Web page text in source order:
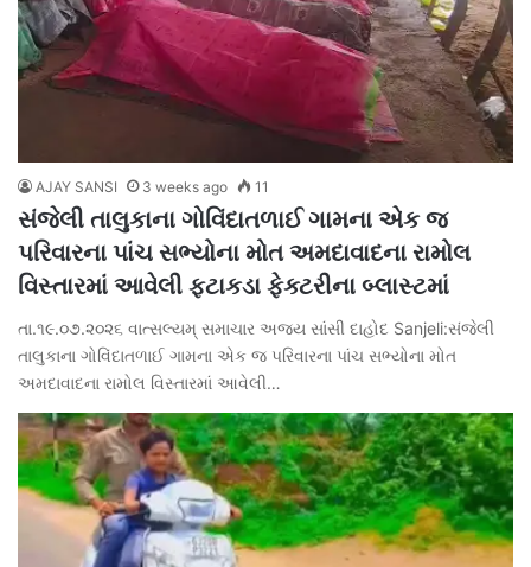
AJAY SANSI 3 weeks ago 11
સંજેલી તાલુકાના ગોવિંદાતળાઈ ગામના એક જ
પરિવારના પાંચ સભ્યોના મોત અમદાવાદના રામોલ
વિસ્તારમાં આવેલી ફટાકડા ફેક્ટરીના બ્લાસ્ટમાં
તા.૧૯.૦૭.૨૦૨૬ વાત્સલ્યમ્ સમાચાર અજય સાંસી દાહોદ Sanjeli:સંજેલી
તાલુકાના ગોવિંદાતળાઈ ગામના એક જ પરિવારના પાંચ સભ્યોના મોત
અમદાવાદના રામોલ વિસ્તારમાં આવેલી…